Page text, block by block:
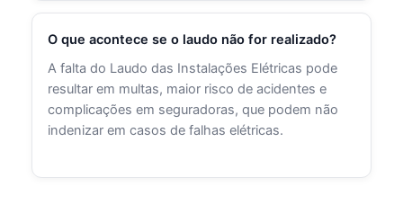
O que acontece se o laudo não for realizado?
A falta do Laudo das Instalações Elétricas pode
resultar em multas, maior risco de acidentes e
complicações em seguradoras, que podem não
indenizar em casos de falhas elétricas.